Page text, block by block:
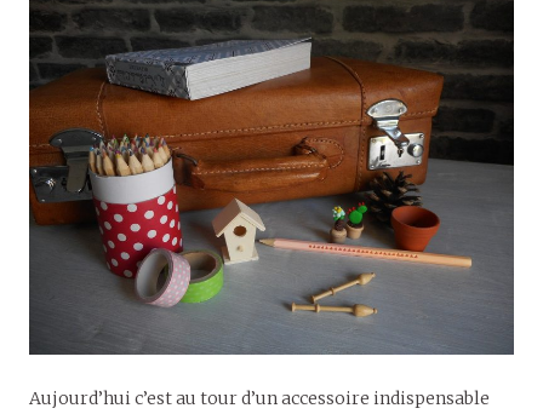
Aujourd’hui c’est au tour d’un accessoire indispensable